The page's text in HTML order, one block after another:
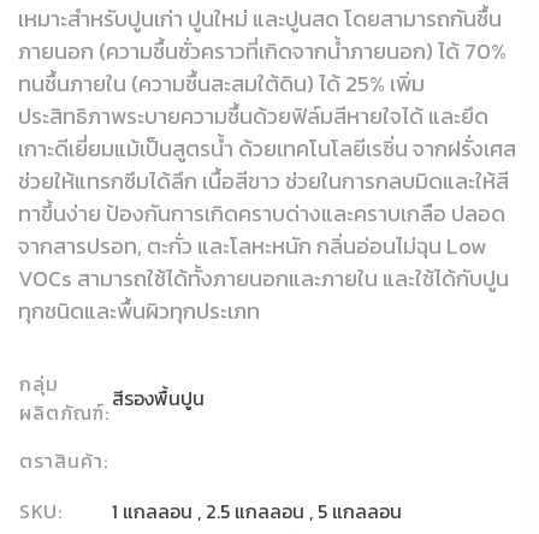
เหมาะสำหรับปูนเก่า ปูนใหม่ และปูนสด โดยสามารถกันชื้น
ภายนอก (ความชื้นชั่วคราวที่เกิดจากน้ำภายนอก) ได้ 70%
ทนชื้นภายใน (ความชื้นสะสมใต้ดิน) ได้ 25% เพิ่ม
ประสิทธิภาพระบายความชื้นด้วยฟิล์มสีหายใจได้ และยึด
เกาะดีเยี่ยมแม้เป็นสูตรน้ำ ด้วยเทคโนโลยีเรซิ่น จากฝรั่งเศส
ช่วยให้แทรกซึมได้ลึก เนื้อสีขาว ช่วยในการกลบมิดและให้สี
ทาขึ้นง่าย ป้องกันการเกิดคราบด่างและคราบเกลือ ปลอด
จากสารปรอท, ตะกั่ว และโลหะหนัก กลิ่นอ่อนไม่ฉุน Low
VOCs สามารถใช้ได้ทั้งภายนอกและภายใน และใช้ได้กับปูน
ทุกชนิดและพื้นผิวทุกประเภท
กลุ่ม
ผลิตภัณฑ์:สีรองพื้นปูน
ตราสินค้า:
SKU:
1 แกลลอน , 2.5 แกลลอน , 5 แกลลอน